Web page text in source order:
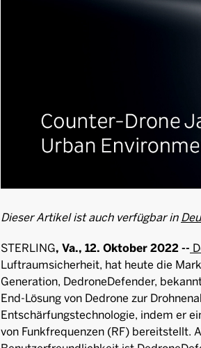
Dieser Artikel ist auch verfügbar in
STERLING, Va., 12. Oktober 2022 --
Luftraumsicherheit, hat heute die
Generation, DedroneDefender,
End-Lösung von Dedrone zur
Entschärfungstechnologie, indem er
von Funkfrequenzen (RF) bereitstellt.